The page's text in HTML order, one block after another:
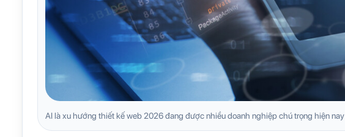
AI là xu hướng thiết kế web 2026 đang được nhiều doanh nghiệp chú trọng hiện nay